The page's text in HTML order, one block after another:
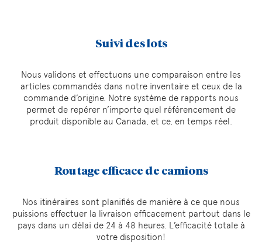
Suivi des lots
Nous validons et effectuons une comparaison entre les
articles commandés dans notre inventaire et ceux de la
commande d’origine. Notre système de rapports nous
permet de repérer n’importe quel référencement de
produit disponible au Canada, et ce, en temps réel.
Routage efficace de camions
Nos itinéraires sont planifiés de manière à ce que nous
puissions effectuer la livraison efficacement partout dans le
pays dans un délai de 24 à 48 heures. L’efficacité totale à
votre disposition!